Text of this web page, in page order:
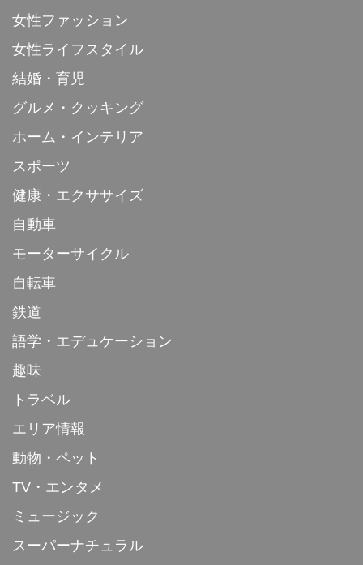
女性ファッション
女性ライフスタイル
結婚・育児
グルメ・クッキング
ホーム・インテリア
スポーツ
健康・エクササイズ
自動車
モーターサイクル
自転車
鉄道
語学・エデュケーション
趣味
トラベル
エリア情報
動物・ペット
TV・エンタメ
ミュージック
スーパーナチュラル